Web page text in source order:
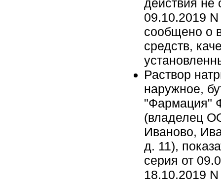
действия не
09.10.2019
сообщено о
средств,
Раствор
наружное,
"Фармация"
(владелец
Иваново,
д. 11),
серия от
18.10.2019